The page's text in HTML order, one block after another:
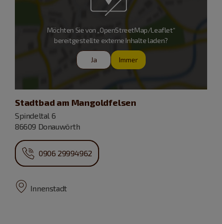
Möchten Sie von „OpenStreetMap/Leaflet“
bereitgestellte externe Inhalte laden?
Ja Immer
Stadtbad am Mangoldfelsen
Spindeltal 6
86609 Donauwörth
0906 29994962
Innenstadt